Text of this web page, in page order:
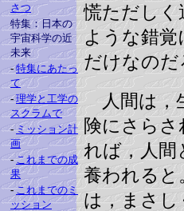
さつ
特集：日本の
宇宙科学の近
未来
- 特集にあたっ
て
- 理学と工学の
スクラムで
- ミッション計
画
- これまでの成
果
- これまでのミ
ッション
慌ただしく
ような錯
だけなのだ
人間は，
険にさら
れば，人間
養われると
は，まさ